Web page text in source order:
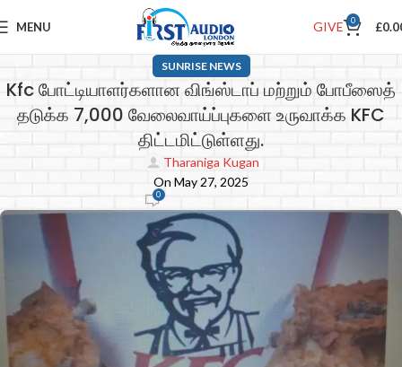
MENU GIVE 0 £
SUNRISE NEWS
Kfc போட்டியாளர்களான விங்ஸ்டாப் மற்றும் போபீஸைத்
தடுக்க 7,000 வேலைவாய்ப்புகளை உருவாக்க KFC
திட்டமிட்டுள்ளது.
Tharaniga Kugan
On May 27, 2025
0